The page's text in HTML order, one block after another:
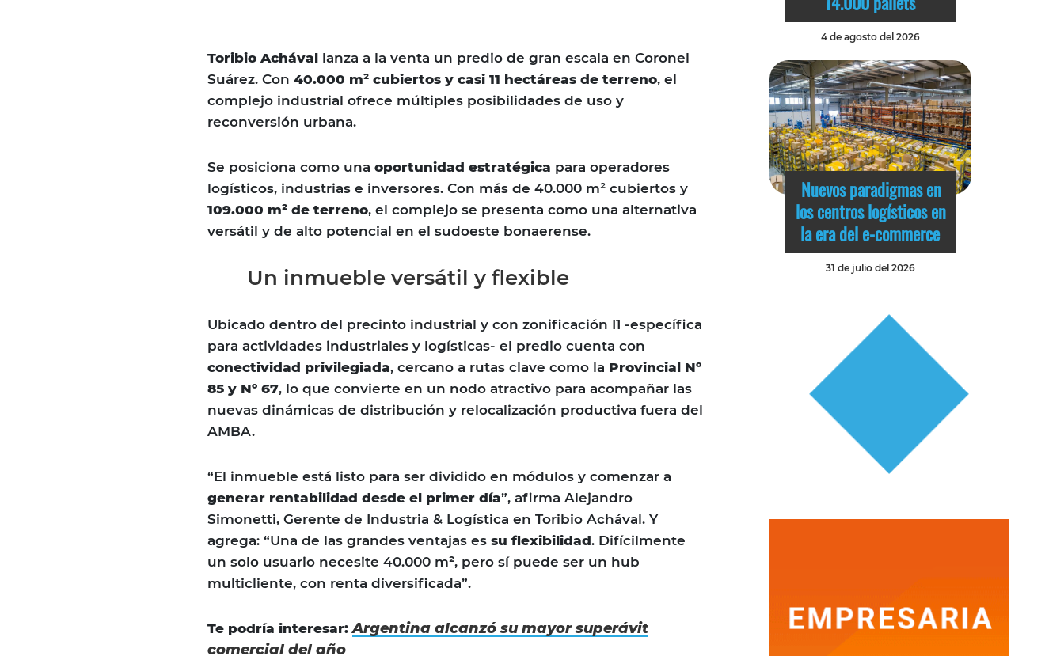
Toribio Achával lanza a la venta un predio de gran escala en Coronel
Suárez. Con 40.000 m² cubiertos y casi 11 hectáreas de terreno, el
complejo industrial ofrece múltiples posibilidades de uso y
reconversión urbana.
Se posiciona como una oportunidad estratégica para operadores
logísticos, industrias e inversores. Con más de 40.000 m² cubiertos y
109.000 m² de terreno, el complejo se presenta como una alternativa
versátil y de alto potencial en el sudoeste bonaerense.
Un inmueble versátil y flexible
Ubicado dentro del precinto industrial y con zonificación I1 -específica
para actividades industriales y logísticas- el predio cuenta con
conectividad privilegiada, cercano a rutas clave como la Provincial Nº
85 y Nº 67, lo que convierte en un nodo atractivo para acompañar las
nuevas dinámicas de distribución y relocalización productiva fuera del
AMBA.
“El inmueble está listo para ser dividido en módulos y comenzar a
generar rentabilidad desde el primer día”, afirma Alejandro
Simonetti, Gerente de Industria & Logística en Toribio Achával. Y
agrega: “Una de las grandes ventajas es su flexibilidad. Difícilmente
un solo usuario necesite 40.000 m², pero sí puede ser un hub
multicliente, con renta diversificada”.
Te podría interesar: Argentina alcanzó su mayor superávit
comercial del año
4 de agosto del 2026
Nuevos paradigmas en
los centros logísticos en
la era del e-commerce
31 de julio del 2026